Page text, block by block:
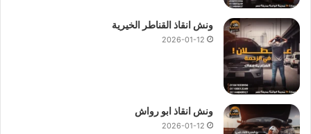
ونش انقاذ القناطر الخيرية
2026-01-12
ونش انقاذ ابو رواش
2026-01-12